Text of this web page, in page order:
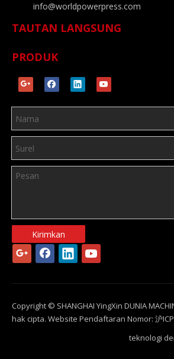
info@worldpowerpress.com
TAUTAN LANGSUNG
PRODUK
Kirimkan
Copyright © SHANGHAI YingXin DUNIA
hak cipta. Website Pendaftaran Nomor: 沪
teknologi